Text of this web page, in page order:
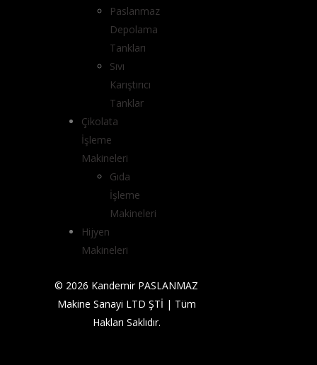
Paslanmaz
Depolama
Tankları
Sıvı
Karıştırıcı
Tanklar
Çikolata
İşleme
Makineleri
Gıda
İşleme
Makineleri
Hijyen
Makineleri
© 2026 Kandemir PASLANMAZ
Makine Sanayi LTD ŞTİ | Tüm
Hakları Saklıdır.